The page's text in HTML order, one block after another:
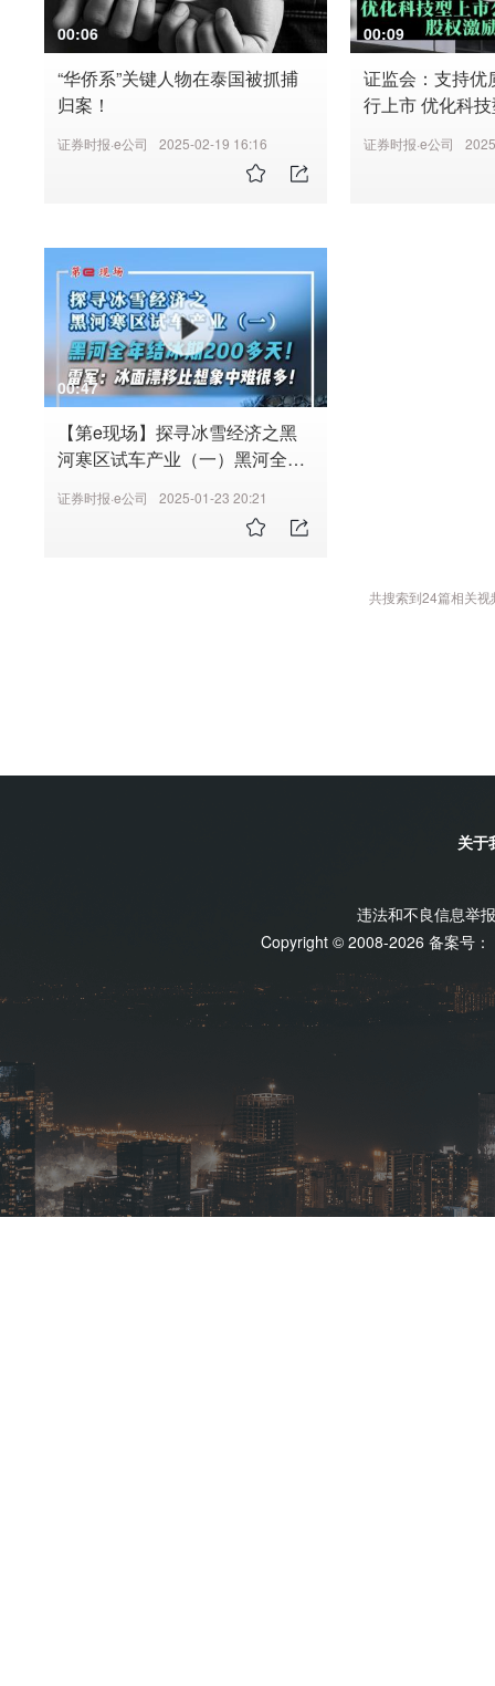
00:06
“华侨系”关键人物在泰国被抓捕
归案！
证券时报·e公司 2025-02-19 16:16
00:09
证监会：支持优
行上市 优化科
证券时报·e公司
00:47
【第e现场】探寻冰雪经济之黑
河寒区试车产业（一）黑河全年
移真的比想象中难很多！
证券时报·e公司 2025-01-23 20:21
共搜索到24篇相关视
关于
违法和不良信息举
Copyright © 2008-2026 备案号：